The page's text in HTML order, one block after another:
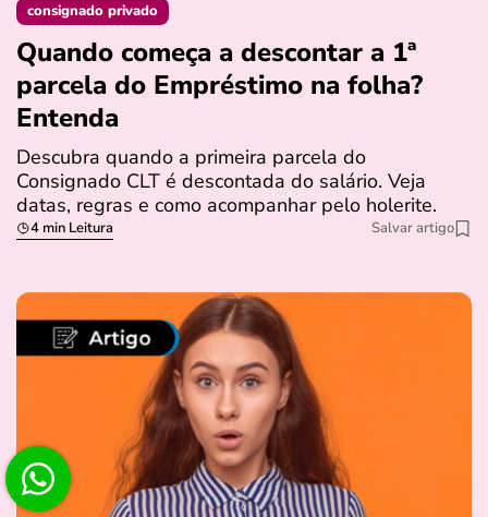
consignado privado
Quando começa a descontar a 1ª
parcela do Empréstimo na folha?
Entenda
Descubra quando a primeira parcela do
Consignado CLT é descontada do salário. Veja
datas, regras e como acompanhar pelo holerite.
4 min Leitura Salvar artigo